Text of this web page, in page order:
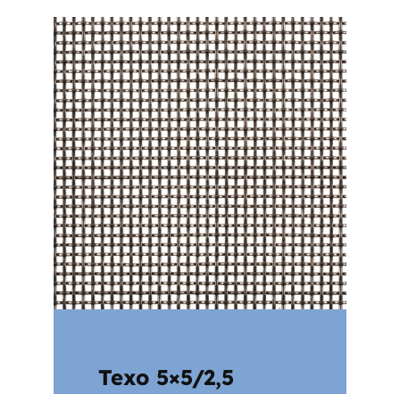
Texo 5×5/2,5